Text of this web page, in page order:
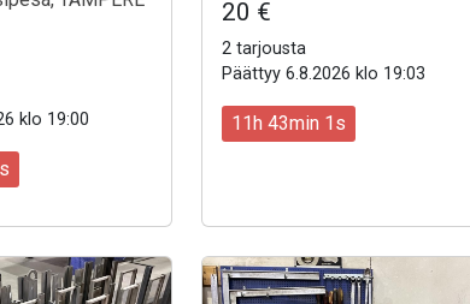
klo 19:00
20 €
2 tarjousta
Päättyy 6.8.2026 klo 19:03
11h 42min 59s